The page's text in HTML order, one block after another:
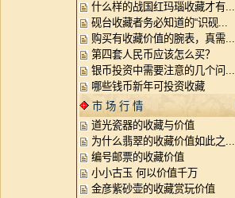
什么样的战国红玛瑙收藏才有...
砚台收藏者务必知道的“识砚...
购买有收藏价值的腕表，真需...
第四套人民币应该怎么买？
银币投资中需要注意的几个问...
哪些钱币新年可投资收藏
市 场 行 情
道光瓷器的收藏与价值
为什么翡翠的收藏价值如此之...
编号邮票的收藏价值
小小古玉 何以价值千万
金彦紫砂壶的收藏赏玩价值